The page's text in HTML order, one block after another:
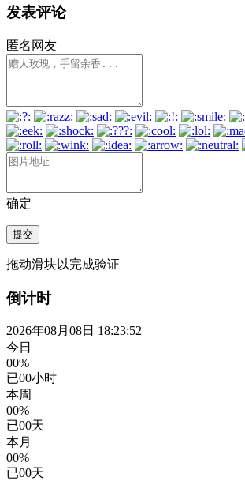
发表评论
匿名网友
确定
提交
拖动滑块以完成验证
倒计时
2026年08月08日 18:23:53
今日
00%
已00小时
本周
00%
已00天
本月
00%
已00天